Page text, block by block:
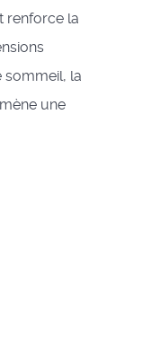
renforce la
sommeil, la
une